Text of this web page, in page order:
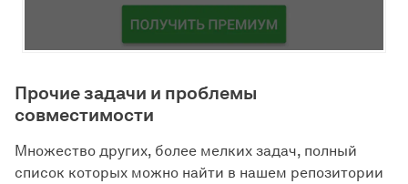
Прочие задачи и проблемы
совместимости
Множество других, более мелких задач, полный
список которых можно найти в нашем репозитории